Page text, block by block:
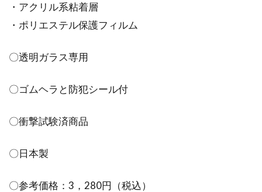
・アクリル系粘着層
・ポリエステル保護フィルム
〇透明ガラス専用
〇ゴムヘラと防犯シール付
〇衝撃試験済商品
〇日本製
〇参考価格：3，280円（税込）